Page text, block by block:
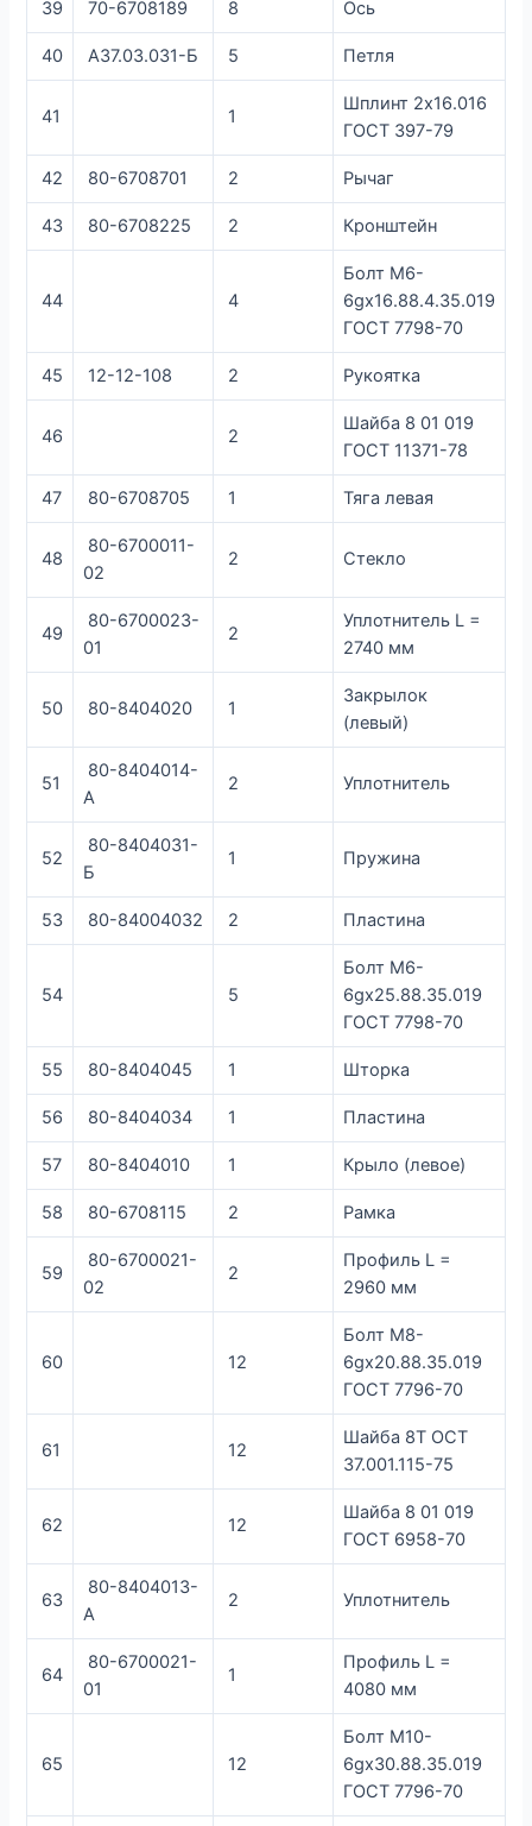
39 70-6708189 8 Ось
40 А37.03.031-Б 5 Петля
41 1
Шплинт 2х16.016
ГОСТ 397-79
42 80-6708701 2 Рычаг
43 80-6708225 2 Кронштейн
44 4
Болт М6-
6gх16.88.4.35.019
ГОСТ 7798-70
45 12-12-108 2 Рукоятка
46 2
Шайба 8 01 019
ГОСТ 11371-78
47 80-6708705 1 Тяга левая
48
80-6700011-
02
2 Стекло
49
80-6700023-
01
2
Уплотнитель L =
2740 мм
50 80-8404020 1
Закрылок
(левый)
51
80-8404014-
А
2 Уплотнитель
52
80-8404031-
Б
1 Пружина
53 80-84004032 2 Пластина
54 5
Болт М6-
6gх25.88.35.019
ГОСТ 7798-70
55 80-8404045 1 Шторка
56 80-8404034 1 Пластина
57 80-8404010 1 Крыло (левое)
58 80-6708115 2 Рамка
59
80-6700021-
02
2
Профиль L =
2960 мм
60 12
Болт М8-
6gx20.88.35.019
ГОСТ 7796-70
61 12
Шайба 8Т ОСТ
37.001.115-75
62 12
Шайба 8 01 019
ГОСТ 6958-70
63
80-8404013-
А
2 Уплотнитель
64
80-6700021-
01
1
Профиль L =
4080 мм
65 12
Болт М10-
6gx30.88.35.019
ГОСТ 7796-70